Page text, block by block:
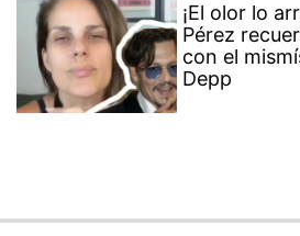
¡El olor lo
Pérez
con el
Depp